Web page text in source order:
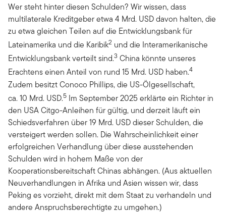
Wer steht hinter diesen Schulden? Wir wissen, dass
multilaterale Kreditgeber etwa 4 Mrd. USD davon halten, die
zu etwa gleichen Teilen auf die Entwicklungsbank für
Lateinamerika und die Karibik2 und die Interamerikanische
Entwicklungsbank verteilt sind.3 China könnte unseres
Erachtens einen Anteil von rund 15 Mrd. USD haben.4
Zudem besitzt Conoco Phillips, die US-Ölgesellschaft,
ca. 10 Mrd. USD.5 Im September 2025 erklärte ein Richter in
den USA Citgo-Anleihen für gültig, und derzeit läuft ein
Schiedsverfahren über 19 Mrd. USD dieser Schulden, die
versteigert werden sollen. Die Wahrscheinlichkeit einer
erfolgreichen Verhandlung über diese ausstehenden
Schulden wird in hohem Maße von der
Kooperationsbereitschaft Chinas abhängen. (Aus aktuellen
Neuverhandlungen in Afrika und Asien wissen wir, dass
Peking es vorzieht, direkt mit dem Staat zu verhandeln und
andere Anspruchsberechtigte zu umgehen.)